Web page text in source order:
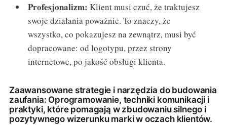
Profesjonalizm: Klient musi czuć, że traktujesz
swoje działania poważnie. To znaczy, że
wszystko, co pokazujesz na zewnątrz, musi być
dopracowane: od logotypu, przez strony
internetowe, po jakość obsługi klienta.
Zaawansowane strategie i narzędzia do budowania
zaufania: Oprogramowanie, techniki komunikacji i
praktyki, które pomagają w zbudowaniu silnego i
pozytywnego wizerunku marki w oczach klientów.